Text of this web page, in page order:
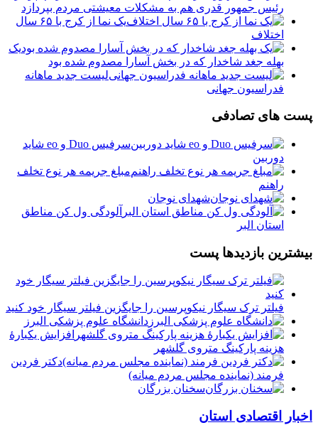
رئیس جمهور قدری هم به مشکلات معیشتی مردم بپردازد
یک نما از کرج با ۶۵ سال
اختلاف
یک
بهله جغد شاخدار که در بخش آسارا مصدوم شده بود
لیست جدید ماهانه
فدراسیون جهانی
پست های تصادفی
سرفیس Duo و eo شاید
دوربین
مبلغ جریمه هر نوع تخلف
راهنم
شهدای نوجان
آلودگی ول کن مناطق
استان البر
بیشترین بازدیدها پست
فیلتر ترک سیگار نیکوپرسین را جایگزین فیلتر سیگار خود کنید
دانشگاه علوم پزشکی البرز
افزایش یکبارۀ
هزینه پارکینگ متروی گلشهر
دكتر فردين
فرمند (نماينده مجلس مردم میانه)
سخنان بزرگان
اخبار اقتصادی استان